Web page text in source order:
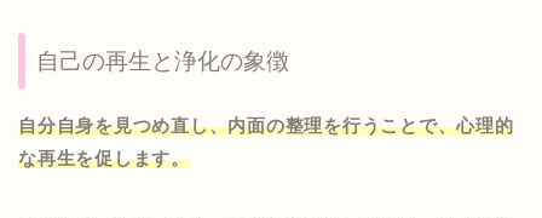
自己の再生と浄化の象徴
自分自身を見つめ直し、内面の整理を行うことで、心理的
な再生を促します。